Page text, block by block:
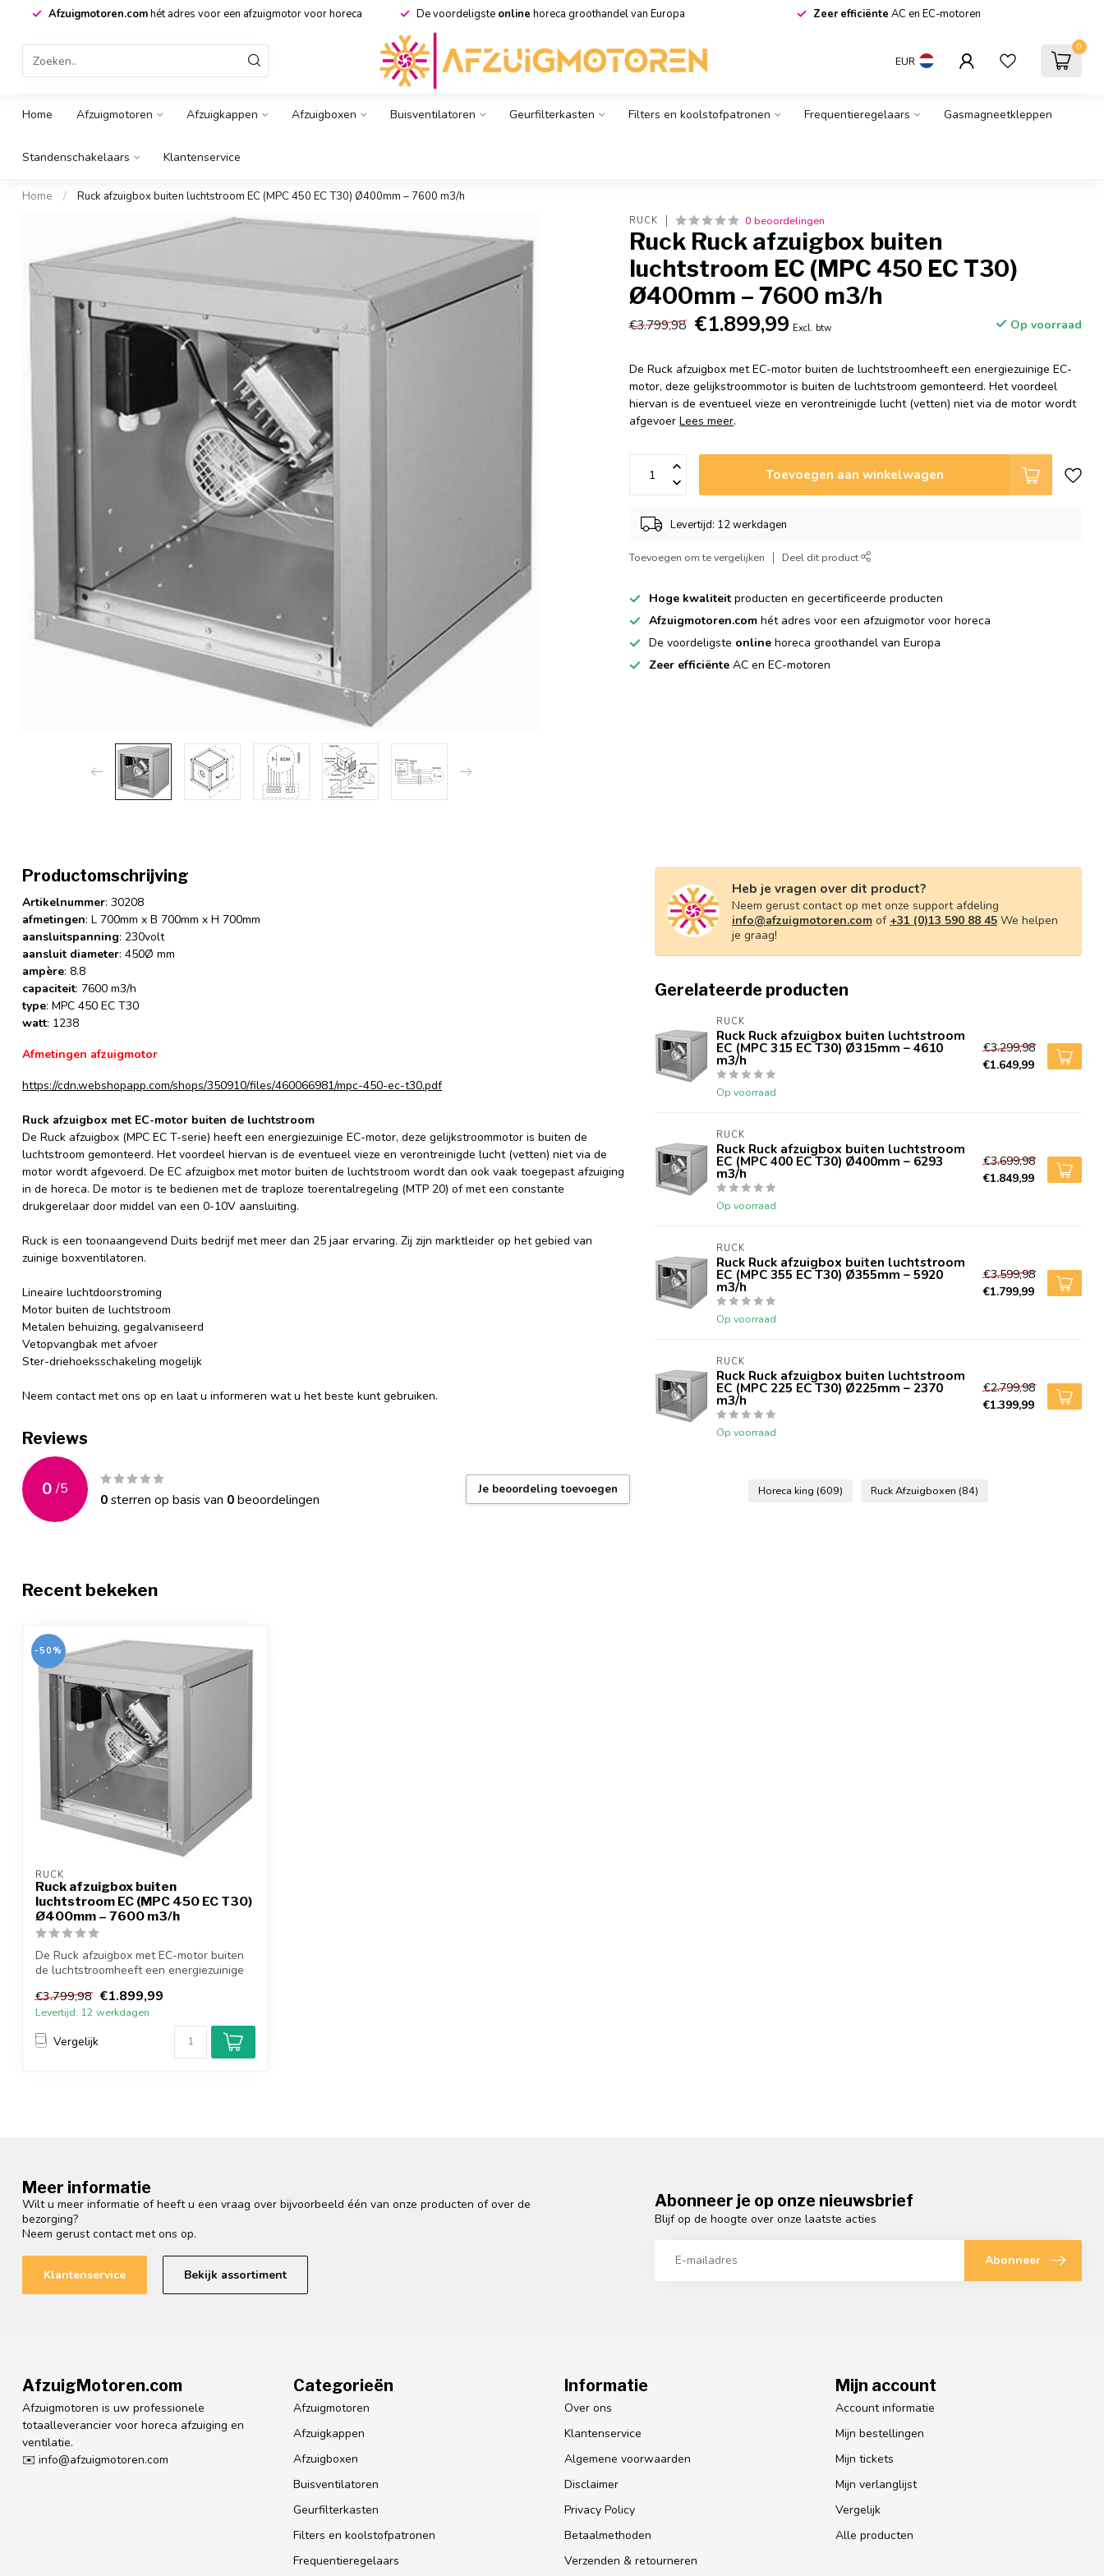
Afzuigmotoren.comhét adres voor een afzuigmotor voor horeca De voordeligste online horeca groothandel van Europa Zeer efficiënte AC en EC-motoren
EUR
0
Home Afzuigmotoren Afzuigkappen Afzuigboxen Buisventilatoren Geurfilterkasten Filters en koolstofpatronen Frequentieregelaars Gasmagneetkleppen
Standenschakelaars Klantenservice
Home / Ruck afzuigbox buiten luchtstroom EC (MPC 450 EC T30) Ø400mm – 7600 m3/h
RUCK 0 beoordelingen
Ruck Ruck afzuigbox buiten
luchtstroom EC (MPC 450 EC T30)
Ø400mm – 7600 m3/h
€3.799,98 €1.899,99 Excl. btw Op voorraad
De Ruck afzuigbox met EC-motor buiten de luchtstroomheeft een energiezuinige EC-
motor, deze gelijkstroommotor is buiten de luchtstroom gemonteerd. Het voordeel
hiervan is de eventueel vieze en verontreinigde lucht (vetten) niet via de motor wordt
afgevoerLees meer.
Toevoegen aan winkelwagen
Levertijd: 12 werkdagen
Toevoegen om te vergelijken Deel dit product
Hoge kwaliteitproducten en gecertificeerde producten
Afzuigmotoren.com hét adres voor een afzuigmotor voor horeca
De voordeligste online horeca groothandel van Europa
Zeer efficiënte AC en EC-motoren
Productomschrijving
Artikelnummer: 30208
afmetingen: L 700mm x B 700mm x H 700mm
aansluitspanning: 230volt
aansluit diameter: 450Ø mm
ampère: 8.8
capaciteit: 7600 m3/h
type: MPC 450 EC T30
watt: 1238
Afmetingen afzuigmotor
https://cdn.webshopapp.com/shops/350910/files/460066981/mpc-450-ec-t30.pdf
Ruck afzuigbox met EC-motor buiten de luchtstroom
De Ruck afzuigbox (MPC EC T-serie) heeft een energiezuinige EC-motor, deze gelijkstroommotor is buiten de
luchtstroom gemonteerd. Het voordeel hiervan is de eventueel vieze en verontreinigde lucht (vetten) niet via de
motor wordt afgevoerd. De EC afzuigbox met motor buiten de luchtstroom wordt dan ook vaak toegepast afzuiging
in de horeca. De motor is te bedienen met de traploze toerentalregeling (MTP 20) of met een constante
drukgerelaar door middel van een 0-10V aansluiting.
Ruck is een toonaangevend Duits bedrijf met meer dan 25 jaar ervaring. Zij zijn marktleider op het gebied van
zuinige boxventilatoren.
Lineaire luchtdoorstroming
Motor buiten de luchtstroom
Metalen behuizing, gegalvaniseerd
Vetopvangbak met afvoer
Ster-driehoeksschakeling mogelijk
Neem contact met ons op en laat u informeren wat u het beste kunt gebruiken.
Reviews
0 /5
0sterren op basis van 0beoordelingen
Je beoordeling toevoegen
Heb je vragen over dit product?
Neem gerust contact op met onze support afdeling
info@afzuigmotoren.com of +31 (0)13 590 88 45 We helpen
je graag!
Gerelateerde producten
RUCK
Ruck Ruck afzuigbox buiten luchtstroom
EC (MPC 315 EC T30) Ø315mm – 4610
m3/h
Op voorraad
€3.299,98
€1.649,99
RUCK
Ruck Ruck afzuigbox buiten luchtstroom
EC (MPC 400 EC T30) Ø400mm – 6293
m3/h
Op voorraad
€3.699,98
€1.849,99
RUCK
Ruck Ruck afzuigbox buiten luchtstroom
EC (MPC 355 EC T30) Ø355mm – 5920
m3/h
Op voorraad
€3.599,98
€1.799,99
RUCK
Ruck Ruck afzuigbox buiten luchtstroom
EC (MPC 225 EC T30) Ø225mm – 2370
m3/h
Op voorraad
€2.799,98
€1.399,99
Horeca king (609) Ruck Afzuigboxen (84)
Recent bekeken
-50%
RUCK
Ruck afzuigbox buiten
luchtstroom EC (MPC 450 EC T30)
Ø400mm – 7600 m3/h
De Ruck afzuigbox met EC-motor buiten
de luchtstroomheeft een energiezuinige
€3.799,98 €1.899,99
Levertijd: 12 werkdagen
Vergelijk
Meer informatie
Wilt u meer informatie of heeft u een vraag over bijvoorbeeld één van onze producten of over de
bezorging?
Neem gerust contact met ons op.
Klantenservice Bekijk assortiment
Abonneer je op onze nieuwsbrief
Blijf op de hoogte over onze laatste acties
Abonneer
AfzuigMotoren.com
Afzuigmotoren is uw professionele
totaalleverancier voor horeca afzuiging en
ventilatie.
✉️ info@afzuigmotoren.com
Categorieën
Afzuigmotoren
Afzuigkappen
Afzuigboxen
Buisventilatoren
Geurfilterkasten
Filters en koolstofpatronen
Frequentieregelaars
Informatie
Over ons
Klantenservice
Algemene voorwaarden
Disclaimer
Privacy Policy
Betaalmethoden
Verzenden & retourneren
Mijn account
Account informatie
Mijn bestellingen
Mijn tickets
Mijn verlanglijst
Vergelijk
Alle producten